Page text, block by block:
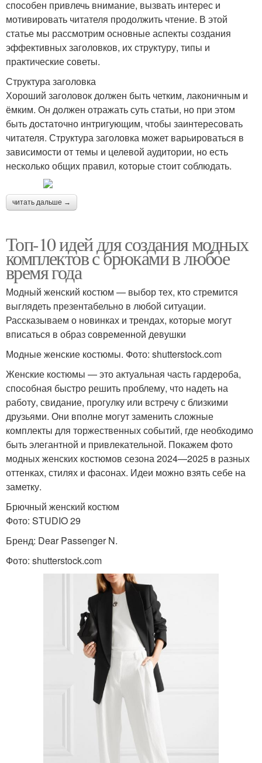
способен привлечь внимание, вызвать интерес и
мотивировать читателя продолжить чтение. В этой
статье мы рассмотрим основные аспекты создания
эффективных заголовков, их структуру, типы и
практические советы.
Структура заголовка
Хороший заголовок должен быть четким, лаконичным и
ёмким. Он должен отражать суть статьи, но при этом
быть достаточно интригующим, чтобы заинтересовать
читателя. Структура заголовка может варьироваться в
зависимости от темы и целевой аудитории, но есть
несколько общих правил, которые стоит соблюдать.
читать дальше →
Топ-10 идей для создания модных
комплектов с брюками в любое
время года
Модный женский костюм — выбор тех, кто стремится
выглядеть презентабельно в любой ситуации.
Рассказываем о новинках и трендах, которые могут
вписаться в образ современной девушки
Модные женские костюмы. Фото: shutterstock.com
Женские костюмы — это актуальная часть гардероба,
способная быстро решить проблему, что надеть на
работу, свидание, прогулку или встречу с близкими
друзьями. Они вполне могут заменить сложные
комплекты для торжественных событий, где необходимо
быть элегантной и привлекательной. Покажем фото
модных женских костюмов сезона 2024—2025 в разных
оттенках, стилях и фасонах. Идеи можно взять себе на
заметку.
Брючный женский костюм
Фото: STUDIO 29
Бренд: Dear Passenger N.
Фото: shutterstock.com